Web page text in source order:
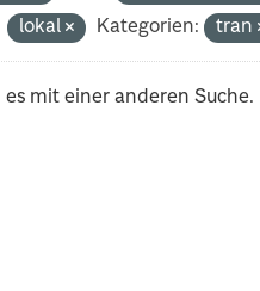
lokal Kategorien: tran
es mit einer anderen Suche.